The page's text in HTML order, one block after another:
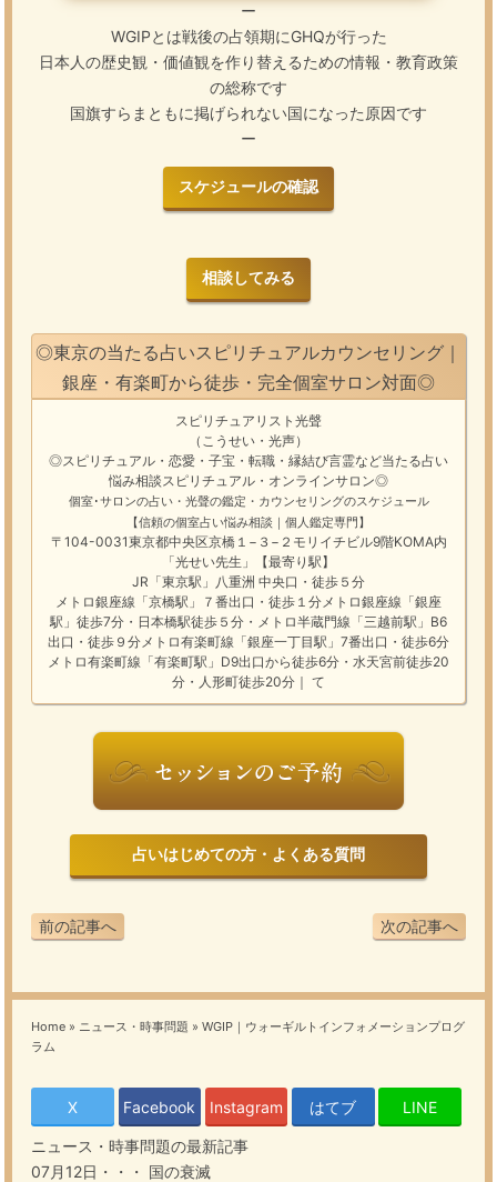
ー
WGIPとは戦後の占領期にGHQが行った
日本人の歴史観・価値観を作り替えるための情報・教育政策
の総称です
国旗すらまともに掲げられない国になった原因です
ー
スケジュールの確認
相談してみる
◎東京の当たる占いスピリチュアルカウンセリング｜
銀座・有楽町から徒歩・完全個室サロン対面◎
スピリチュアリスト光聲
（こうせい・光声）
◎スピリチュアル・恋愛・子宝・転職・縁結び言霊など当たる占い
悩み相談スピリチュアル・オンラインサロン◎
個室･サロンの占い・光聲の鑑定・カウンセリングのスケジュール
【信頼の個室占い悩み相談｜個人鑑定専門】
〒104-0031東京都中央区京橋１−３−２モリイチビル9階KOMA内
「光せい先生」【最寄り駅】
JR「東京駅」八重洲 中央口・徒歩５分
メトロ銀座線「京橋駅」７番出口・徒歩１分メトロ銀座線「銀座
駅」徒歩7分・日本橋駅徒歩５分・メトロ半蔵門線「三越前駅」B6
出口・徒歩９分メトロ有楽町線「銀座一丁目駅」7番出口・徒歩6分
メトロ有楽町線「有楽町駅」D9出口から徒歩6分・水天宮前徒歩20
分・人形町徒歩20分｜ て
占いはじめての方・よくある質問
次の記事へ
前の記事へ
Home » ニュース・時事問題 » WGIP｜ウォーギルトインフォメーションプログ
ラム
X Facebook Instagram はてブ LINE
ニュース・時事問題の最新記事
07月12日・・・ 国の衰滅